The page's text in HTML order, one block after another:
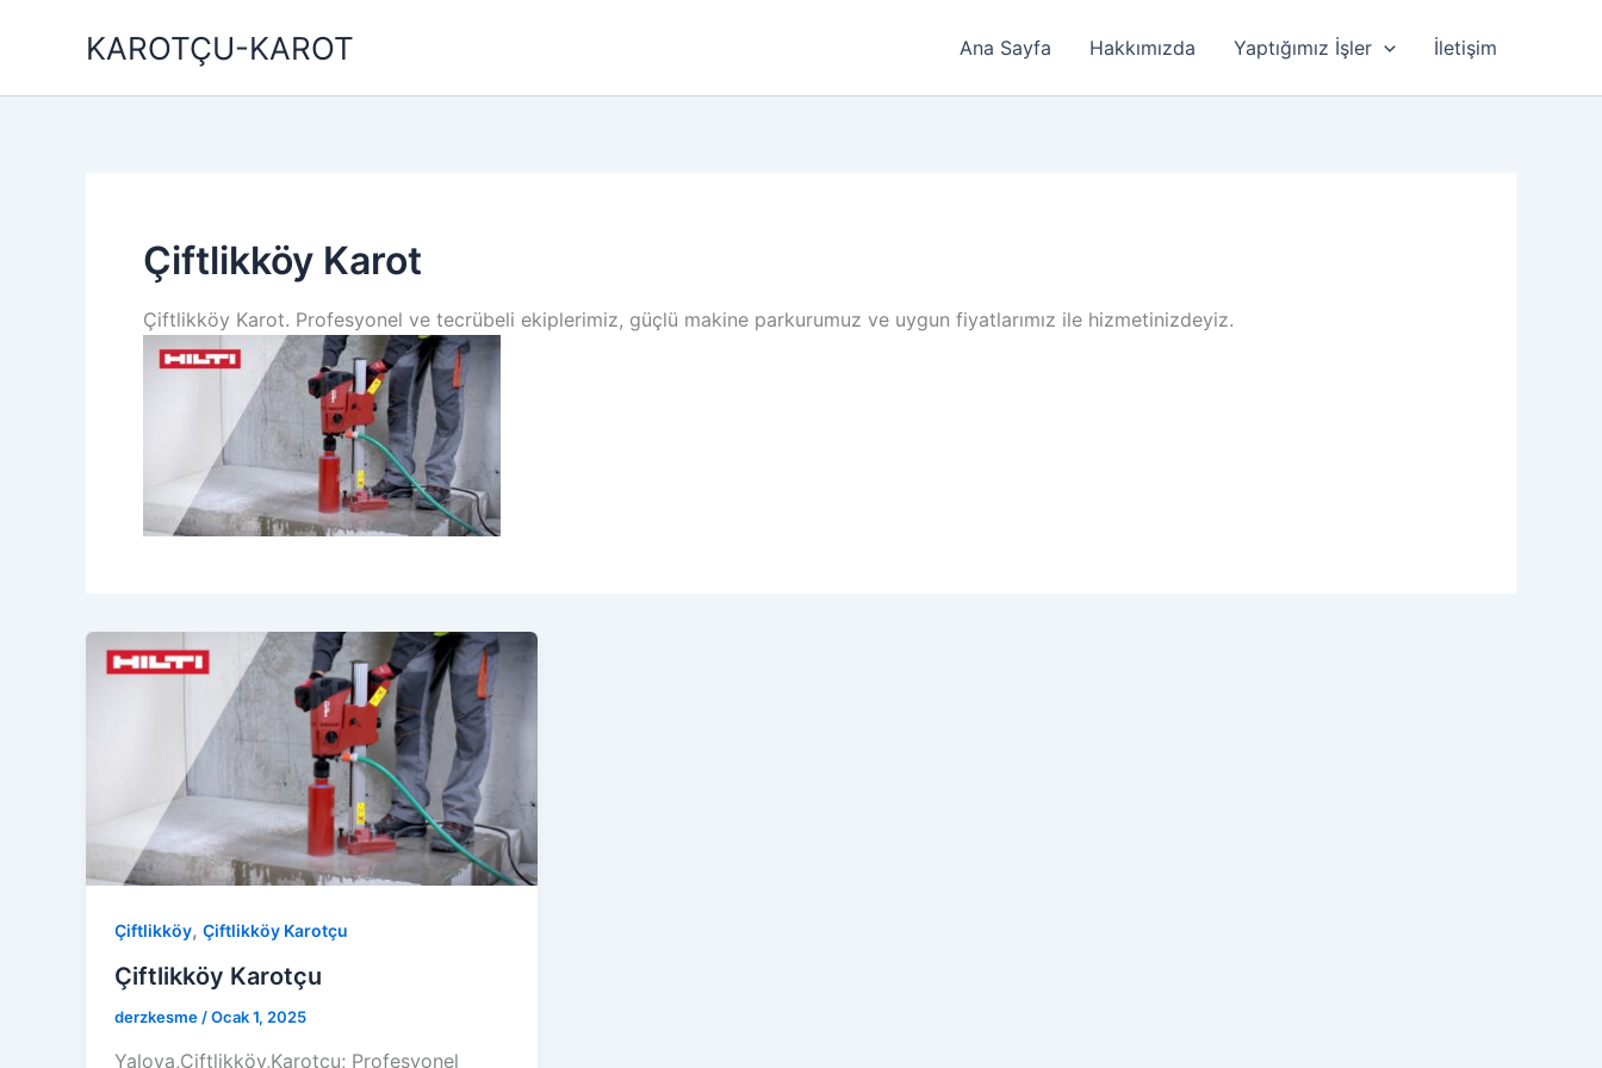
KAROTÇU-KAROT Ana Sayfa Hakkımızda Yaptığımız İşler İletişim
Çiftlikköy Karot
Çiftlikköy Karot. Profesyonel ve tecrübeli ekiplerimiz, güçlü makine parkurumuz ve uygun fiyatlarımız ile hizmetinizdeyiz.
Çiftlikköy, Çiftlikköy Karotçu
Çiftlikköy Karotçu
derzkesme /Ocak 1, 2025
Yalova,Çiftlikköy,Karotçu; Profesyonel